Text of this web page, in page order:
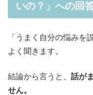
いの？」への回
「うまく自分の悩みを
よく聞きます。
結論から言うと、 話が
せん。